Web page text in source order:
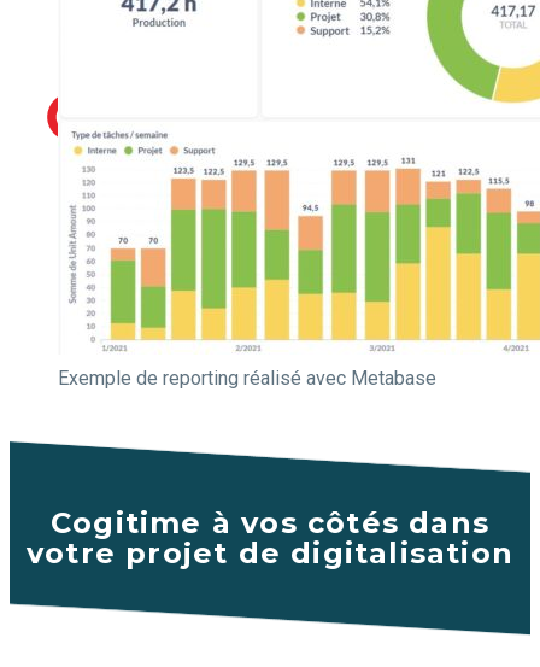
Exemple de reporting réalisé avec Metabase
Cogitime à vos côtés dans
votre projet de digitalisation